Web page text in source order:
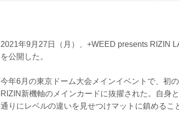
2021年9月27日（月）、+WEED presents RIZIN
を公開した。
今年6月の東京ドーム大会メインイベントで、初
RIZIN新機軸のメインカードに抜擢された。自身
通りにレベルの違いを見せつけマットに鎮めるこ